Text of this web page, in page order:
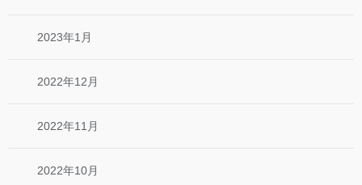
2023年1月
2022年12月
2022年11月
2022年10月